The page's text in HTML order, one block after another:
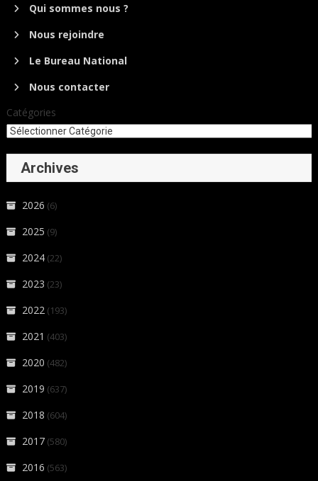
Qui sommes nous ?
Nous rejoindre
Le Bureau National
Nous contacter
Catégories
Archives
2026 (6)
2025 (9)
2024 (22)
2023 (23)
2022 (193)
2021 (403)
2020 (482)
2019 (637)
2018 (604)
2017 (580)
2016 (563)